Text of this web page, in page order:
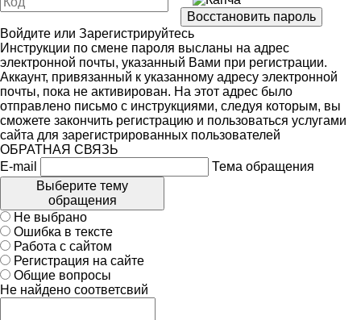
Войдите или Зарегистрируйтесь
Инструкции по смене пароля высланы на адрес
электронной почты, указанный Вами при регистрации.
Аккаунт, привязанный к указанному адресу электронной
почты, пока не активирован. На этот адрес было
отправлено письмо с инструкциями, следуя которым, вы
сможете закончить регистрацию и пользоваться услугами
сайта для зарегистрированных пользователей
ОБРАТНАЯ СВЯЗЬ
E-mail
Тема обращения
Выберите тему
обращения
Не выбрано
Ошибка в тексте
Работа с сайтом
Регистрация на сайте
Общие вопросы
Не найдено соответсвий